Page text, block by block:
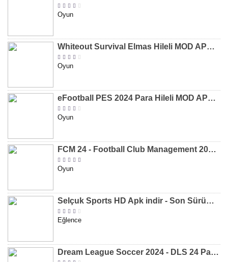
Oyun
Whiteout Survival Elmas Hileli MOD APK indir [v1.13.1]
Oyun
eFootball PES 2024 Para Hileli MOD APK indir [v8.2.0]
Oyun
FCM 24 - Football Club Management 2024 Para Hileli MOD APK indir [v1.0.4]
Oyun
Selçuk Sports HD Apk indir - Son Sürüm 2024 [2.0.1.9]
Eğlence
Dream League Soccer 2024 - DLS 24 Para Hileli MOD APK indir [v11.050]